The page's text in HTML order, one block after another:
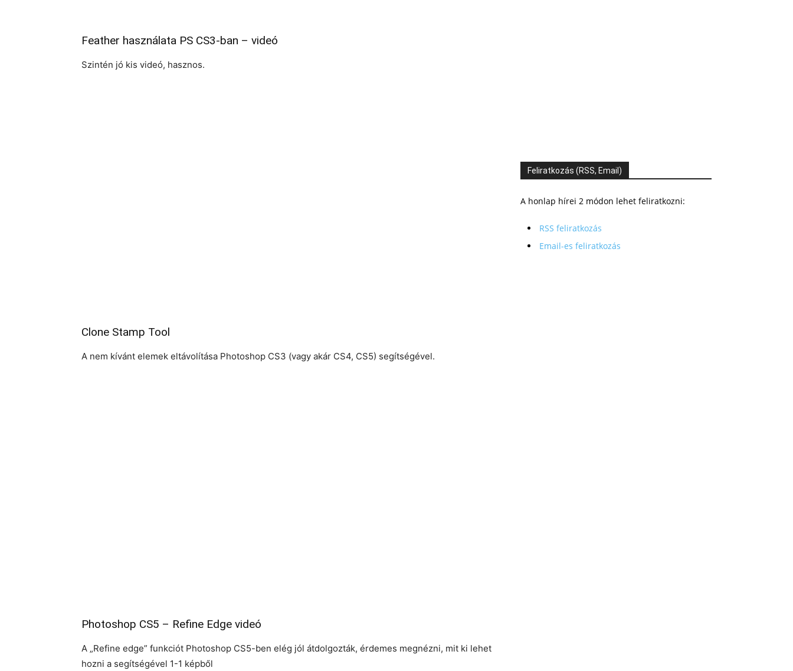
Feather használata PS CS3-ban – videó
Szintén jó kis videó, hasznos.
Clone Stamp Tool
A nem kívánt elemek eltávolítása Photoshop CS3 (vagy akár CS4, CS5) segítségével.
Photoshop CS5 – Refine Edge videó
A „Refine edge” funkciót Photoshop CS5-ben elég jól átdolgozták, érdemes megnézni, mit ki lehet
hozni a segítségével 1-1 képből
Feliratkozás (RSS, Email)
A honlap hírei 2 módon lehet feliratkozni:
RSS feliratkozás
Email-es feliratkozás